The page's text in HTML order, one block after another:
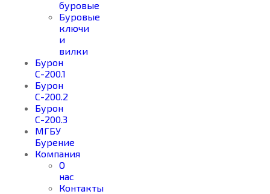
буровые
Буровые
ключи
и
вилки
Бурон
С-200.1
Бурон
С-200.2
Бурон
С-200.3
МГБУ
Бурение
Компания
О
нас
Контакты